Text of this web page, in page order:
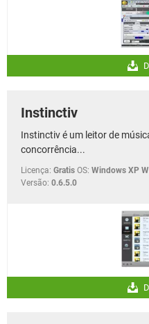
Instinctiv
Instinctiv é um leitor de
concorrência...
Licença: Gratis OS: Windows XP
Versão: 0.6.5.0